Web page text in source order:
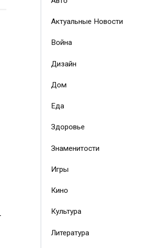
Актуальные Новости
Война
Дизайн
Дом
Еда
Здоровье
Знаменитости
Игры
Кино
Культура
Литература